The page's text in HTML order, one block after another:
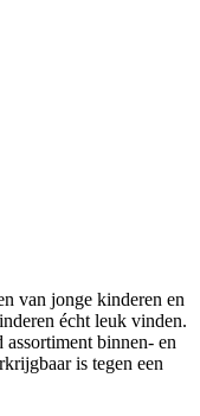
van jonge kinderen en
écht leuk vinden.
binnen- en
is tegen een